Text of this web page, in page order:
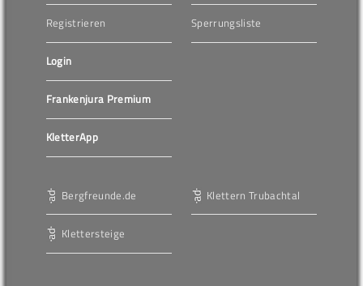
Registrieren
Login
Frankenjura Premium
KletterApp
Sperrungsliste
Bergfreunde.de
Klettersteige
Klettern Trubachtal